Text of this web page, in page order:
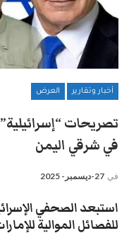
أخبار وتقارير العرض
تصريحات
في شرقي اليمن
في 27-ديسمبر- 2025
استبعد الصحفي
للفصائل الموالية